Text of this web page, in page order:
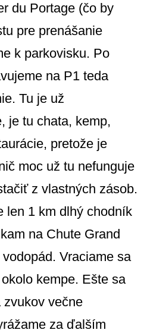
du Portage (čo by
pre prenášanie
k parkovisku. Po
na P1 teda
Tu je už
je tu chata, kemp,
pretože je
moc už tu nefunguje
z vlastných zásob.
len 1 km dlhý chodník
na Chute Grand
Vraciame sa
kempe. Ešte sa
večne
za ďalším